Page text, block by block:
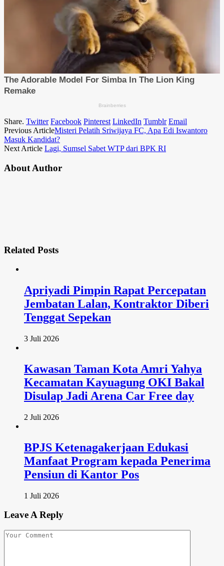
Share. Twitter Facebook Pinterest LinkedIn Tumblr Email
Previous ArticleMisteri Pelatih Sriwijaya FC, Apa Edi Iswantoro
Masuk Kandidat?
Next Article Lagi, Sumsel Sabet WTP dari BPK RI
About Author
Related Posts
Apriyadi Pimpin Rapat Percepatan
Jembatan Lalan, Kontraktor Diberi
Tenggat Sepekan
3 Juli 2026
Kawasan Taman Kota Amri Yahya
Kecamatan Kayuagung OKI Bakal
Disulap Jadi Arena Car Free day
2 Juli 2026
BPJS Ketenagakerjaan Edukasi
Manfaat Program kepada Penerima
Pensiun di Kantor Pos
1 Juli 2026
Leave A Reply